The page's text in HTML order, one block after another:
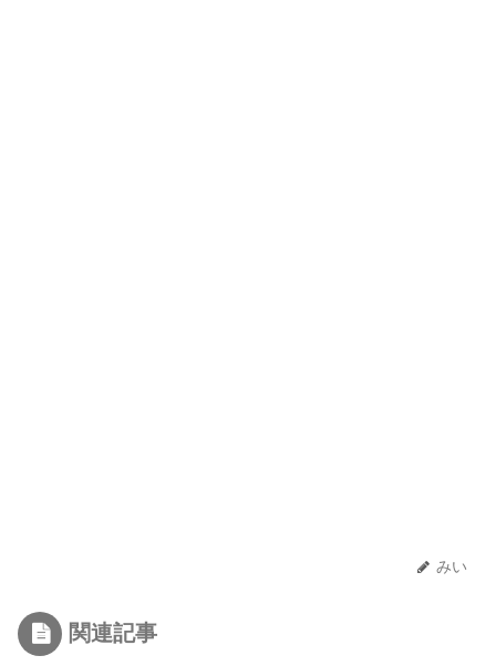
みい
関連記事